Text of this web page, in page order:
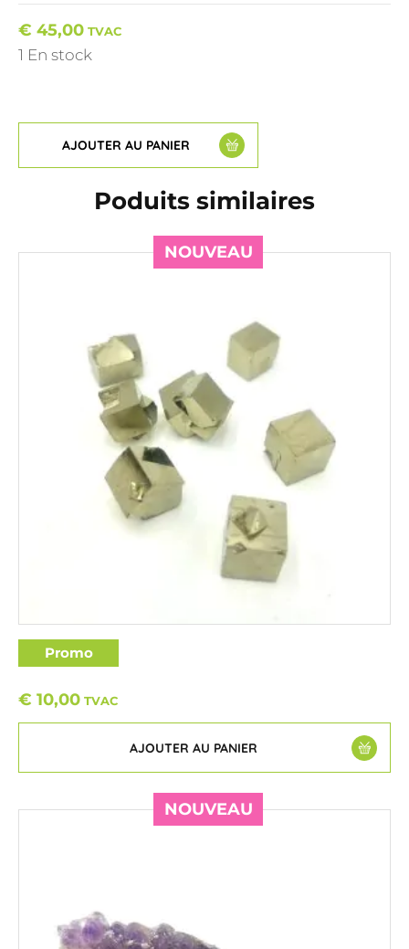
€ 45,00 TVAC
1 En stock
AJOUTER AU PANIER
Poduits similaires
NOUVEAU
NOUVEAU
Promo
Pyrite cubes
€ 10,00 TVAC
AJOUTER AU PANIER
NOUVEAU
NOUVEAU